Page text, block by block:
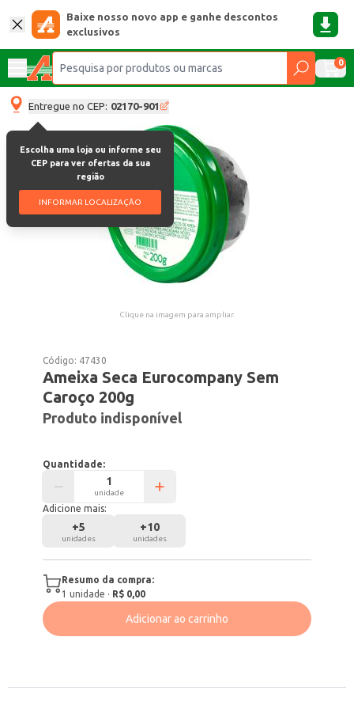
Baixe nosso novo app e ganhe descontos
exclusivos
0
Entregue no CEP: 02170-901
Escolha uma loja ou informe seu
CEP para ver ofertas da sua
região
INFORMAR LOCALIZAÇÃO
Clique na imagem para ampliar.
Código: 47430
Ameixa Seca Eurocompany Sem
Caroço 200g
Produto indisponível
Quantidade:
unidade
Adicione mais:
+5
unidades
+10
unidades
Resumo da compra:
1 unidade · R$ 0,00
Adicionar ao carrinho